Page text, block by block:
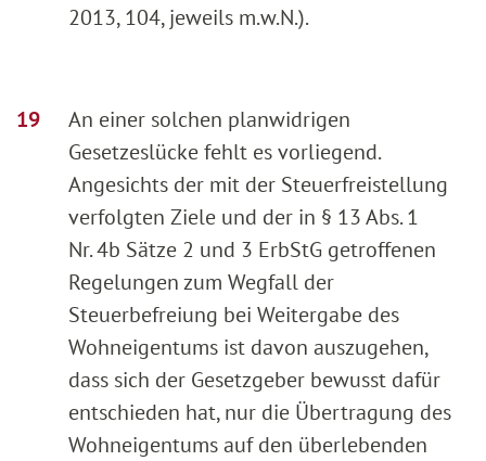
2013, 104, jeweils m.w.N.).
An einer solchen planwidrigen
Gesetzeslücke fehlt es vorliegend.
Angesichts der mit der Steuerfreistellung
verfolgten Ziele und der in § 13 Abs. 1
Nr. 4b Sätze 2 und 3 ErbStG getroffenen
Regelungen zum Wegfall der
Steuerbefreiung bei Weitergabe des
Wohneigentums ist davon auszugehen,
dass sich der Gesetzgeber bewusst dafür
entschieden hat, nur die Übertragung des
Wohneigentums auf den überlebenden